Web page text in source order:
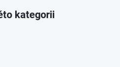
kategorii